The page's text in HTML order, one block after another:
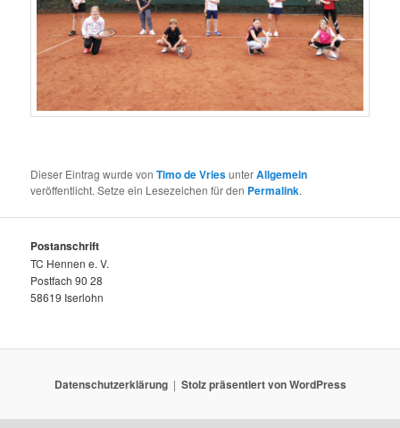
Dieser Eintrag wurde vonTimo de VriesunterAllgemein
veröffentlicht. Setze ein Lesezeichen für den Permalink.
Postanschrift
TC Hennen e. V.
Postfach 90 28
58619 Iserlohn
Datenschutzerklärung Stolz präsentiert von WordPress